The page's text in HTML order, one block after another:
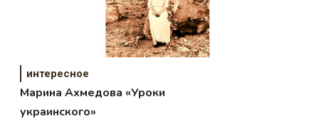
интересное
Марина Ахмедова «Уроки
украинского»